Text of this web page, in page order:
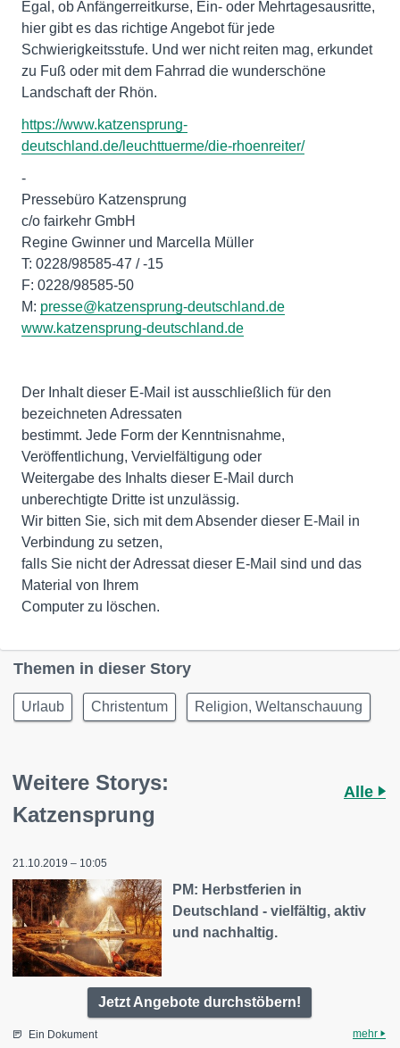
Egal, ob Anfängerreitkurse, Ein- oder Mehrtagesausritte,
hier gibt es das richtige Angebot für jede
Schwierigkeitsstufe. Und wer nicht reiten mag, erkundet
zu Fuß oder mit dem Fahrrad die wunderschöne
Landschaft der Rhön.
https://www.katzensprung-
deutschland.de/leuchttuerme/die-rhoenreiter/
-
Pressebüro Katzensprung
c/o fairkehr GmbH
Regine Gwinner und Marcella Müller
T: 0228/98585-47 / -15
F: 0228/98585-50
M: presse@katzensprung-deutschland.de
www.katzensprung-deutschland.de
Der Inhalt dieser E-Mail ist ausschließlich für den
bezeichneten Adressaten
bestimmt. Jede Form der Kenntnisnahme,
Veröffentlichung, Vervielfältigung oder
Weitergabe des Inhalts dieser E-Mail durch
unberechtigte Dritte ist unzulässig.
Wir bitten Sie, sich mit dem Absender dieser E-Mail in
Verbindung zu setzen,
falls Sie nicht der Adressat dieser E-Mail sind und das
Material von Ihrem
Computer zu löschen.
Themen in dieser Story
Urlaub Christentum Religion, Weltanschauung
Weitere Storys:
Katzensprung
Alle
21.10.2019 – 10:05
PM: Herbstferien in
Deutschland - vielfältig, aktiv
und nachhaltig.
Jetzt Angebote durchstöbern!
Ein Dokument mehr